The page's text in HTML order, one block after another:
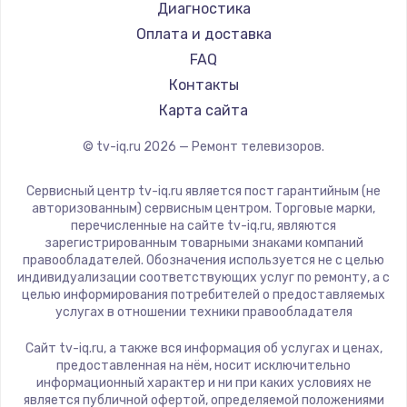
Замена видеокарты
1600 руб.
Заказать
Ремонт разъема питания
880 руб.
Заказать
Замена видеочипа
2745 руб.
Заказать
2600 руб.
Заказать
Hyundai
Doffler
Hiper
Grundig
HITACHI
Yandex
National
iFFALCON
Tuvio
Nord
BenQ
Диагностика
Оплата и доставка
FAQ
Контакты
Карта сайта
© tv-iq.ru 2026 — Ремонт телевизоров.
Сервисный центр tv-iq.ru является пост гарантийным (не
авторизованным) сервисным центром. Торговые марки,
перечисленные на сайте tv-iq.ru, являются
зарегистрированным товарными знаками компаний
правообладателей. Обозначения используется не с целью
индивидуализации соответствующих услуг по ремонту, а с
целью информирования потребителей о предоставляемых
услугах в отношении техники правообладателя
Сайт tv-iq.ru, а также вся информация об услугах и ценах,
предоставленная на нём, носит исключительно
информационный характер и ни при каких условиях не
является публичной офертой, определяемой положениями